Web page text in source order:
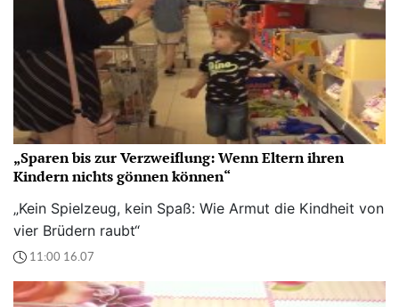
„Sparen bis zur Verzweiflung: Wenn Eltern ihren
Kindern nichts gönnen können“
„Kein Spielzeug, kein Spaß: Wie Armut die Kindheit von
vier Brüdern raubt“
11:00 16.07